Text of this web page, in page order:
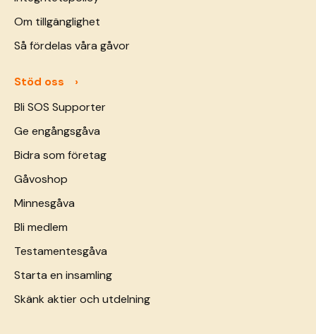
Om tillgänglighet
Så fördelas våra gåvor
Stöd oss
Bli SOS Supporter
Ge engångsgåva
Bidra som företag
Gåvoshop
Minnesgåva
Bli medlem
Testamentesgåva
Starta en insamling
Skänk aktier och utdelning